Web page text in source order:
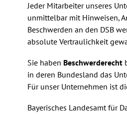
Jeder Mitarbeiter unseres
unmittelbar mit Hinweisen,
Beschwerden an den DSB
absolute Vertraulichkeit
Sie haben Beschwerderecht
in deren Bundesland das
Für unser Unternehmen ist
Bayerisches Landesamt für